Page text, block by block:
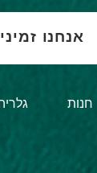
אנחנו
1 חנות